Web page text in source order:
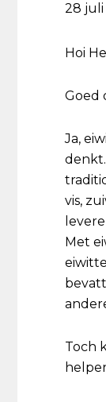
28 juli
Hoi
Goed
Ja,
vis,
Met
Toch